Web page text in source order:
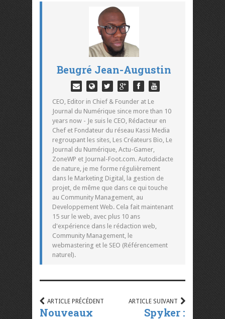
Beugré Jean-Augustin
CEO, Editor in Chief & Founder at Le
Journal du Numérique since more than 10
years now - Je suis le CEO, Rédacteur en
Chef et Fondateur du réseau Kassi Media
regroupant les sites, Les Créateurs Bio, Le
Journal du Numérique, Actu-Gamer,
ZoneWP et Journal-Foot.com. Autodidacte
de nature, je me forme régulièrement
dans le Marketing Digital, la gestion de
projet, de même que dans ce qui touche
au Community Management, au
Developpement Web. Cela fait maintenant
15 sur le web, avec plus 10 ans
d'expérience dans le rédaction web,
Community Management, le
webmastering et le SEO (Référencement
naturel).
ARTICLE PRÉCÉDENT
Nouveaux
ARTICLE SUIVANT
Spyker :